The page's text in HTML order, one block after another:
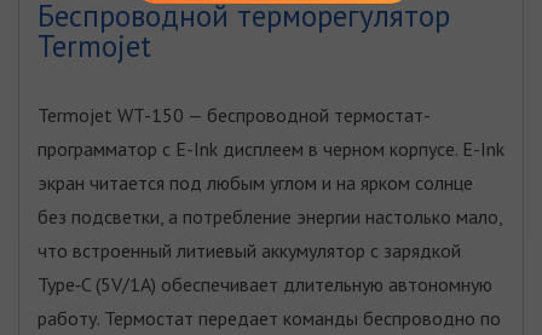
Беспроводной терморегулятор
Termojet
Termojet WT-150 — беспроводной термостат-
программатор с E-Ink дисплеем в черном корпусе. E-Ink
экран читается под любым углом и на ярком солнце
без подсветки, а потребление энергии настолько мало,
что встроенный литиевый аккумулятор с зарядкой
Type‑C (5V/1A) обеспечивает длительную автономную
работу. Термостат передает команды беспроводно по